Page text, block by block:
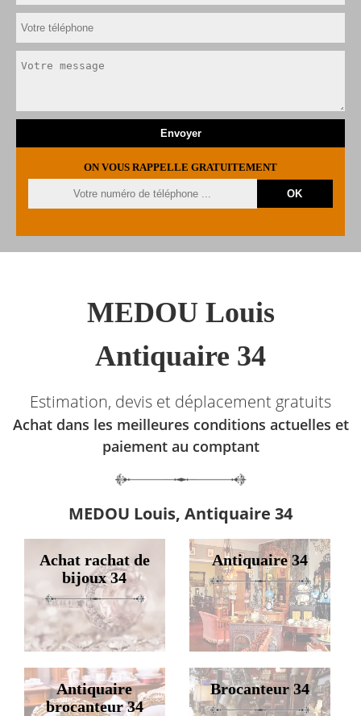
ON VOUS RAPPELLE GRATUITEMENT
MEDOU Louis
Antiquaire 34
Estimation, devis et déplacement gratuits
Achat dans les meilleures conditions actuelles et
paiement au comptant
MEDOU Louis, Antiquaire 34
Achat rachat de
bijoux 34
Antiquaire 34
Antiquaire
brocanteur 34
Brocanteur 34